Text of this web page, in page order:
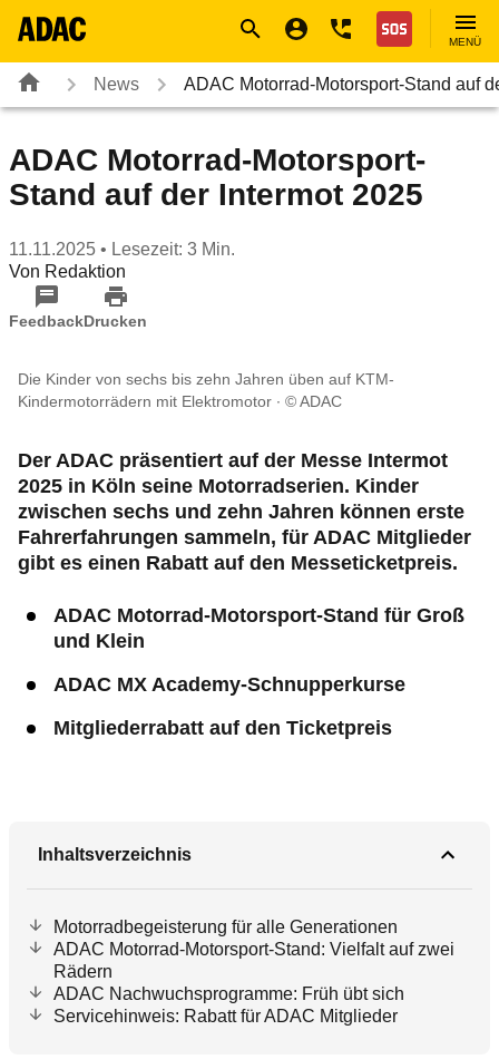
Nothilfe
MENÜ
News ADAC Motorrad-Motorsport-Stand auf
ADAC Motorrad-Motorsport-
Stand auf der Intermot 2025
11.11.2025 • Lesezeit: 3 Min.
Von Redaktion
FeedbackDrucken
Die Kinder von sechs bis zehn Jahren üben auf KTM-
Kindermotorrädern mit Elektromotor
© ADAC
Der ADAC präsentiert auf der Messe Intermot
2025 in Köln seine Motorradserien. Kinder
zwischen sechs und zehn Jahren können erste
Fahrerfahrungen sammeln, für ADAC Mitglieder
gibt es einen Rabatt auf den Messeticketpreis.
ADAC Motorrad-Motorsport-Stand für Groß
und Klein
ADAC MX Academy-Schnupperkurse
Mitgliederrabatt auf den Ticketpreis
Inhaltsverzeichnis
Motorradbegeisterung für alle Generationen
ADAC Motorrad-Motorsport-Stand: Vielfalt auf zwei
Rädern
ADAC Nachwuchsprogramme: Früh übt sich
Servicehinweis: Rabatt für ADAC Mitglieder